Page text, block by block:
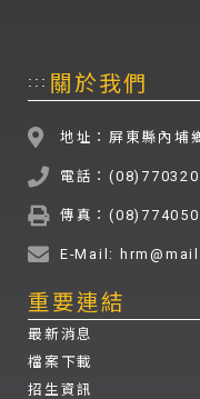
::: 關於我們
地址：屏東縣內埔
電話：
傳真：
E-Mail:
重要連結
最新消息
檔案下載
招生資訊